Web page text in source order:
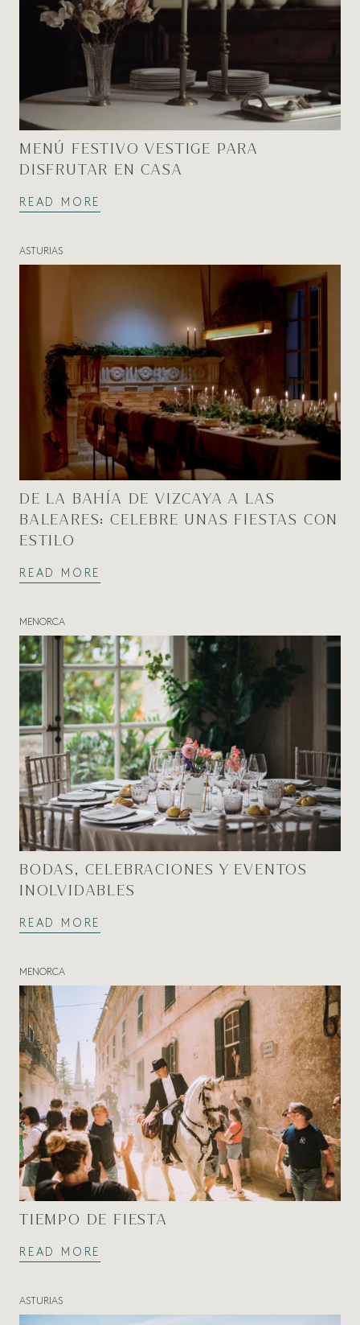
MENÚ FESTIVO VESTIGE PARA
DISFRUTAR EN CASA
READ MORE
ASTURIAS
DE LA BAHÍA DE VIZCAYA A LAS
BALEARES: CELEBRE UNAS FIESTAS CON
ESTILO
READ MORE
MENORCA
BODAS, CELEBRACIONES Y EVENTOS
INOLVIDABLES
READ MORE
MENORCA
TIEMPO DE FIESTA
READ MORE
ASTURIAS